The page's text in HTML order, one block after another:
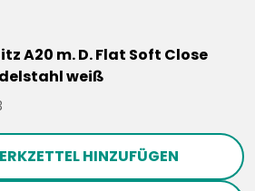
A20 m. D. Flat Soft Close
weiß
HINZUFÜGEN